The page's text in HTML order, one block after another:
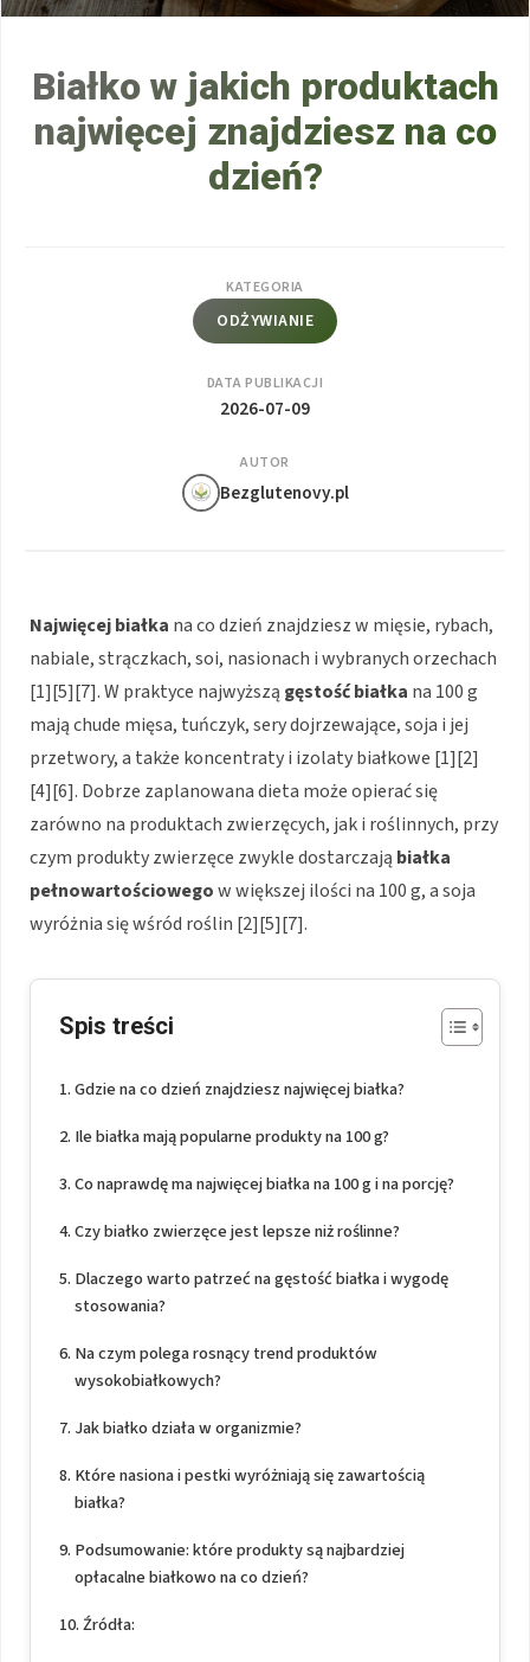
Białko w jakich produktach
najwięcej znajdziesz na co
dzień?
KATEGORIA
ODŻYWIANIE
DATA PUBLIKACJI
2026-07-09
AUTOR
Bezglutenovy.pl
Najwięcej białka na co dzień znajdziesz w mięsie, rybach,
nabiale, strączkach, soi, nasionach i wybranych orzechach
[1][5][7]. W praktyce najwyższą gęstość białka na 100 g
mają chude mięsa, tuńczyk, sery dojrzewające, soja i jej
przetwory, a także koncentraty i izolaty białkowe [1][2]
[4][6]. Dobrze zaplanowana dieta może opierać się
zarówno na produktach zwierzęcych, jak i roślinnych, przy
czym produkty zwierzęce zwykle dostarczają białka
pełnowartościowegow większej ilości na 100 g, a soja
wyróżnia się wśród roślin [2][5][7].
Spis treści
Gdzie na co dzień znajdziesz najwięcej białka?
Ile białka mają popularne produkty na 100 g?
Co naprawdę ma najwięcej białka na 100 g i na porcję?
Czy białko zwierzęce jest lepsze niż roślinne?
Dlaczego warto patrzeć na gęstość białka i wygodę
stosowania?
Na czym polega rosnący trend produktów
wysokobiałkowych?
Jak białko działa w organizmie?
Które nasiona i pestki wyróżniają się zawartością
białka?
Podsumowanie: które produkty są najbardziej
opłacalne białkowo na co dzień?
Źródła: